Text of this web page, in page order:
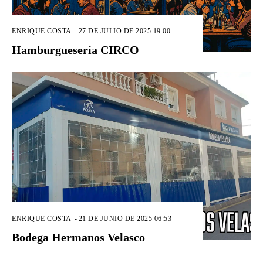
ENRIQUE COSTA - 27 DE JULIO DE 2025 19:00
Hamburguesería CIRCO
ENRIQUE COSTA - 21 DE JUNIO DE 2025 06:53
Bodega Hermanos Velasco